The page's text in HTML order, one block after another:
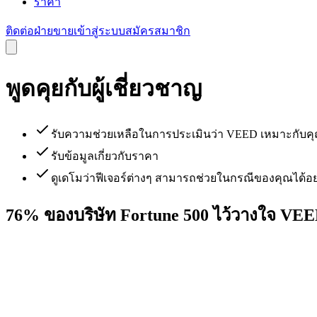
ติดต่อฝ่ายขายเข้าสู่ระบบสมัครสมาชิก
พูดคุยกับผู้เชี่ยวชาญ
รับความช่วยเหลือในการประเมินว่า VEED เหมาะกับ
รับข้อมูลเกี่ยวกับราคา
ดูเดโมว่าฟีเจอร์ต่างๆ สามารถช่วยในกรณีของคุณได้อ
76% ของบริษัท Fortune 500 ไว้วางใจ